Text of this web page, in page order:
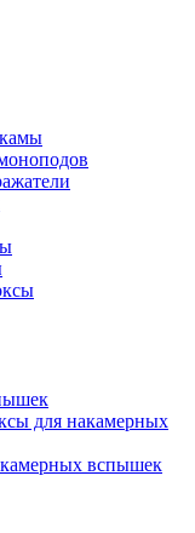
для накамерных
вспышек